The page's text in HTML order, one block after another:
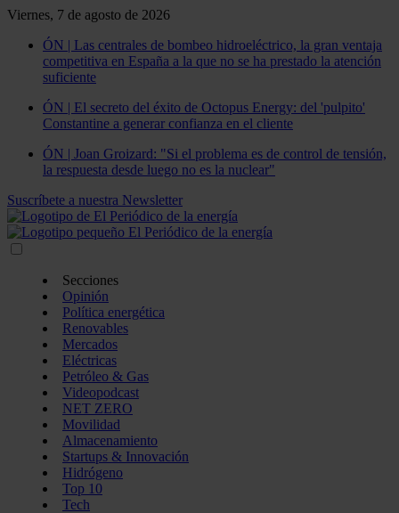
Viernes, 7 de agosto de 2026
ÓN | Las centrales de bombeo hidroeléctrico, la gran ventaja
competitiva en España a la que no se ha prestado la atención
suficiente
ÓN | El secreto del éxito de Octopus Energy: del 'pulpito'
Constantine a generar confianza en el cliente
ÓN | Joan Groizard: "Si el problema es de control de tensión,
la respuesta desde luego no es la nuclear"
Suscríbete a nuestra Newsletter
Secciones
Opinión
Política energética
Renovables
Mercados
Eléctricas
Petróleo & Gas
Videopodcast
NET ZERO
Movilidad
Almacenamiento
Startups & Innovación
Hidrógeno
Top 10
Tech